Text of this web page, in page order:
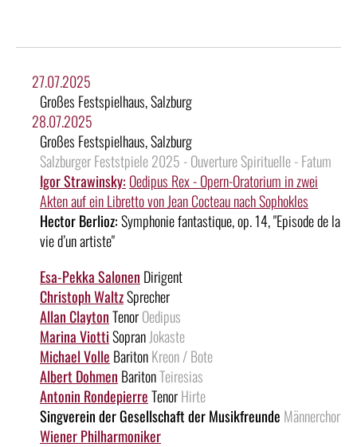
27.07.2025
Großes Festspielhaus, Salzburg
28.07.2025
Großes Festspielhaus, Salzburg
Salzburger Feststpiele 2025 - Ouverture Spirituelle - Fatum
Igor Strawinsky: Oedipus Rex - Opern-Oratorium in zwei
Akten auf ein Libretto von Jean Cocteau nach Sophokles
Hector Berlioz:Symphonie fantastique, op. 14, "Episode de la
vie d’un artiste"
Esa-Pekka Salonen Dirigent
Christoph WaltzSprecher
Allan ClaytonTenorOedipus
Marina ViottiSopran Jokaste
Michael Volle BaritonKreon / Bote
Albert Dohmen BaritonTeiresias
Antonin RondepierreTenorHirte
Singverein der Gesellschaft der Musikfreunde Männerchor
Wiener Philharmoniker